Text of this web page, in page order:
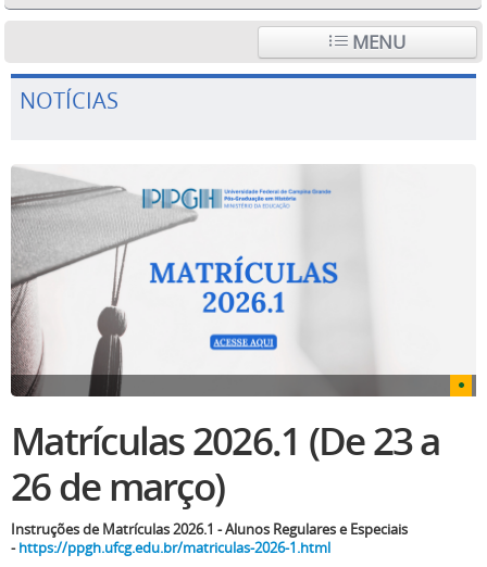
MENU
NOTÍCIAS
Matrículas 2026.1 (De 23 a
26 de março)
Instruções de Matrículas 2026.1 - Alunos Regulares e Especiais
-https://ppgh.ufcg.edu.br/matriculas-2026-1.html